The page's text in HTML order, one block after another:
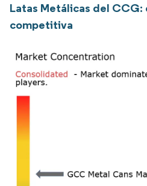
Latas Metálicas del
competitiva